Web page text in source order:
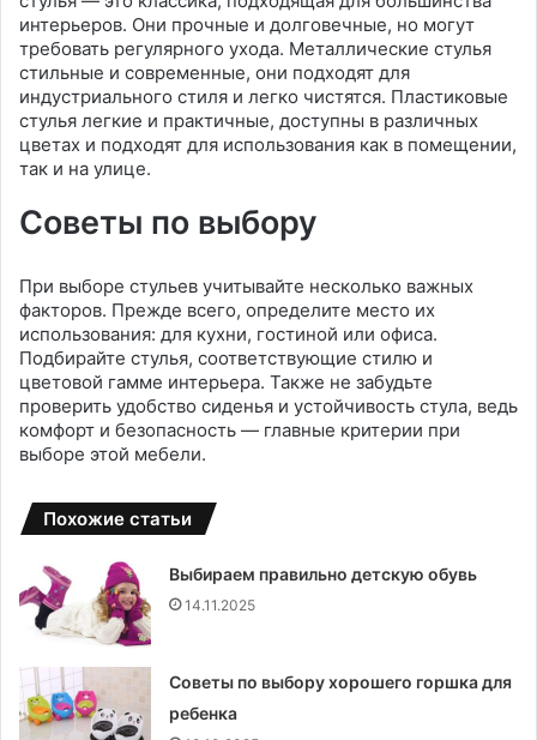
интерьеров. Они прочные и долговечные, но могут
требовать регулярного ухода. Металлические стулья
стильные и современные, они подходят для
индустриального стиля и легко чистятся. Пластиковые
стулья легкие и практичные, доступны в различных
цветах и подходят для использования как в помещении,
так и на улице.
Советы по выбору
При выборе стульев учитывайте несколько важных
факторов. Прежде всего, определите место их
использования: для кухни, гостиной или офиса.
Подбирайте стулья, соответствующие стилю и
цветовой гамме интерьера. Также не забудьте
проверить удобство сиденья и устойчивость стула, ведь
комфорт и безопасность — главные критерии при
выборе этой мебели.
Похожие статьи
Выбираем правильно детскую обувь
14.11.2025
Советы по выбору хорошего горшка для
ребенка